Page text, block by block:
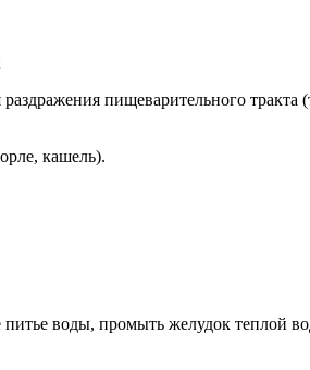
пищеварительного
кашель).
воды, промыть желудок теплой